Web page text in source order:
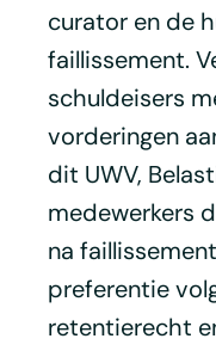
curator en de
faillissement.
schuldeisers
vorderingen
dit UWV,
medewerkers
na
preferentie
retentierecht